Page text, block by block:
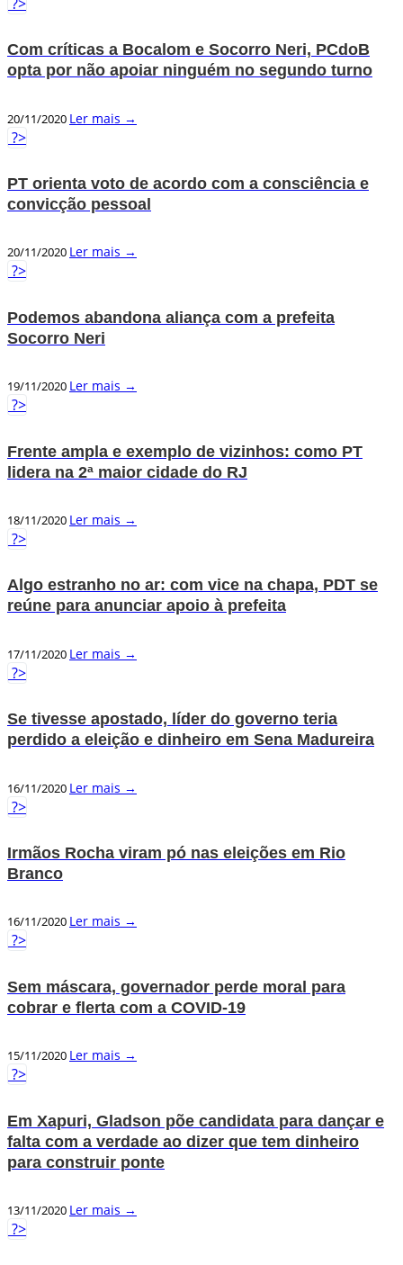
Com críticas a Bocalom e Socorro Neri, PCdoB
opta por não apoiar ninguém no segundo turno
20/11/2020 Ler mais →
?>
PT orienta voto de acordo com a consciência e
convicção pessoal
20/11/2020 Ler mais →
?>
Podemos abandona aliança com a prefeita
Socorro Neri
19/11/2020 Ler mais →
?>
Frente ampla e exemplo de vizinhos: como PT
lidera na 2ª maior cidade do RJ
18/11/2020 Ler mais →
?>
Algo estranho no ar: com vice na chapa, PDT se
reúne para anunciar apoio à prefeita
17/11/2020 Ler mais →
?>
Se tivesse apostado, líder do governo teria
perdido a eleição e dinheiro em Sena Madureira
16/11/2020 Ler mais →
?>
Irmãos Rocha viram pó nas eleições em Rio
Branco
16/11/2020 Ler mais →
?>
Sem máscara, governador perde moral para
cobrar e flerta com a COVID-19
15/11/2020 Ler mais →
?>
Em Xapuri, Gladson põe candidata para dançar e
falta com a verdade ao dizer que tem dinheiro
para construir ponte
13/11/2020 Ler mais →
?>